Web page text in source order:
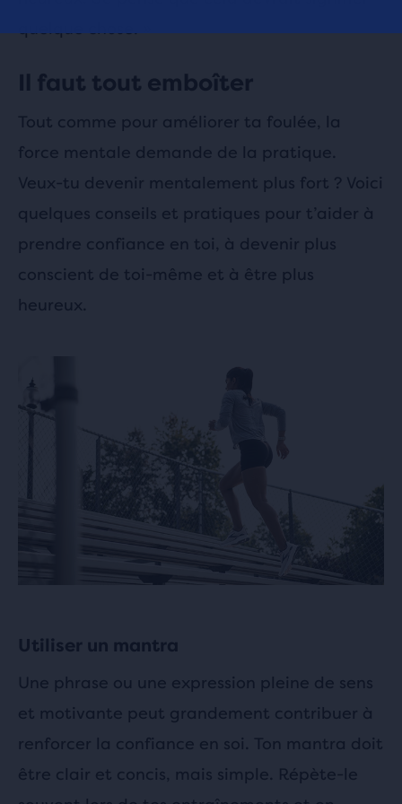
quelque chose. »
Il faut tout emboîter
Tout comme pour améliorer ta foulée, la
force mentale demande de la pratique.
Veux-tu devenir mentalement plus fort ? Voici
quelques conseils et pratiques pour t’aider à
prendre confiance en toi, à devenir plus
conscient de toi-même et à être plus
heureux.
Utiliser un mantra
Une phrase ou une expression pleine de sens
et motivante peut grandement contribuer à
renforcer la confiance en soi. Ton mantra doit
être clair et concis, mais simple. Répète-le